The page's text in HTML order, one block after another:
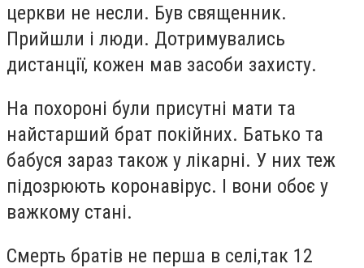
церкви не несли. Був священник.
Прийшли і люди. Дотримувались
дистанції, кожен мав засоби захисту.
На похороні були присутні мати та
найстарший брат покійних. Батько та
бабуся зараз також у лікарні. У них теж
підозрюють коронавірус. І вони обоє у
важкому стані.
Смерть братів не перша в селі,так 12